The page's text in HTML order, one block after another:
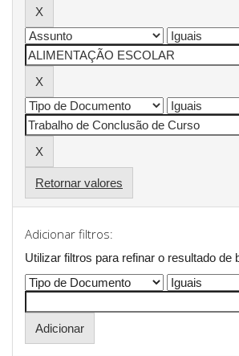
Retornar valores
Adicionar filtros:
Utilizar filtros para refinar o resultado de